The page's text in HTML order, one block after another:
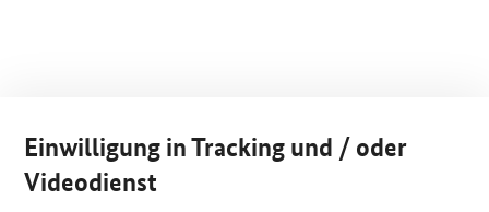
Einwilligung in Tracking und / oder
Videodienst